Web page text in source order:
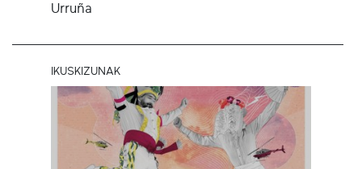
Urruña
IKUSKIZUNAK